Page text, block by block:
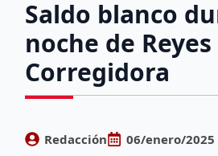
Saldo blanco
noche de
Corregidora
Redacción 06/enero/2025